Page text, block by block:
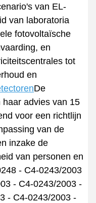
van EL-
van laboratoria
fotovoltaïsche
en
tot
en
De
advies van 15
voor een richtlijn
van de
inzake de
van personen en
- C4-0243/2003
- C4-0243/2003 -
- C4-0243/2003 -